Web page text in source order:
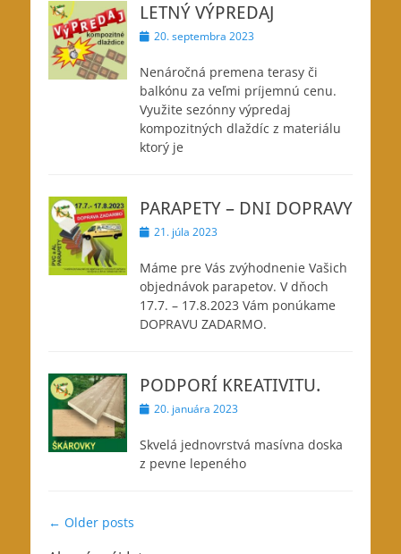
LETNÝ VÝPREDAJ
Posted
20. septembra 2023
Nenáročná premena terasy či
balkónu za veľmi príjemnú cenu.
Využite sezónny výpredaj
kompozitných dlaždíc z materiálu
ktorý je
PARAPETY – DNI DOPRAVY
Posted21. júla 2023
Máme pre Vás zvýhodnenie Vašich
objednávok parapetov. V dňoch
17.7. – 17.8.2023 Vám ponúkame
DOPRAVU ZADARMO.
PODPORÍ KREATIVITU.
Posted20. januára 2023
Skvelá jednovrstvá masívna doska
z pevne lepeného
Post
← Older posts